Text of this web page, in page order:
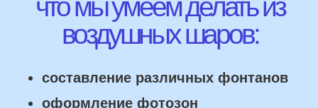
НАШИ ГЛАВНЫЕ